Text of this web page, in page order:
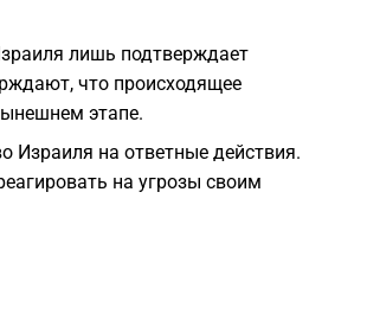
лишь подтверждает
что происходящее
этапе.
Израиля на ответные действия.
на угрозы своим